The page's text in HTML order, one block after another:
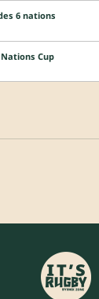
6 nations
Cup